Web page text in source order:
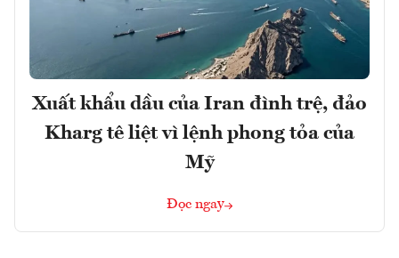
Xuất khẩu dầu của Iran đình trệ, đảo
Kharg tê liệt vì lệnh phong tỏa của
Mỹ
Đọc ngay